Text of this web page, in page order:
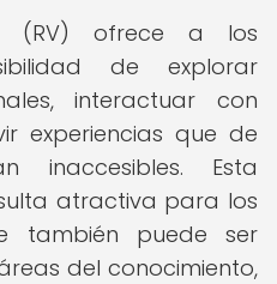
(RV) ofrece a los
de explorar
interactuar con
experiencias que de
inaccesibles. Esta
atractiva para los
también puede ser
del conocimiento,